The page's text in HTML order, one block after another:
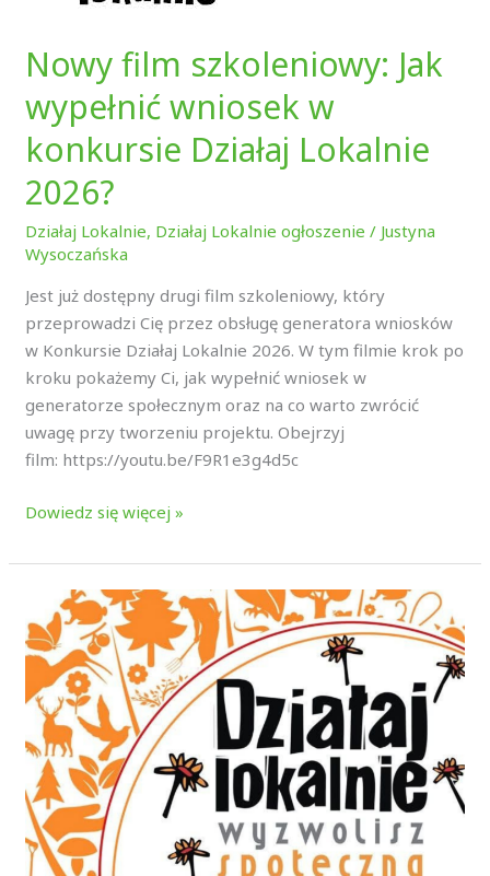
Nowy film szkoleniowy: Jak
wypełnić wniosek w
konkursie Działaj Lokalnie
2026?
Działaj Lokalnie, Działaj Lokalnie ogłoszenie / Justyna
Wysoczańska
Jest już dostępny drugi film szkoleniowy, który
przeprowadzi Cię przez obsługę generatora wniosków
w Konkursie Działaj Lokalnie 2026. W tym filmie krok po
kroku pokażemy Ci, jak wypełnić wniosek w
generatorze społecznym oraz na co warto zwrócić
uwagę przy tworzeniu projektu. Obejrzyj
film: https://youtu.be/F9R1e3g4d5c
2026?
Dowiedz się więcej »
Działaj
Lokalnie
2026!
Film
istruktarzowy
–
wyjaśnienie
najważniejszych
aspektów
programu